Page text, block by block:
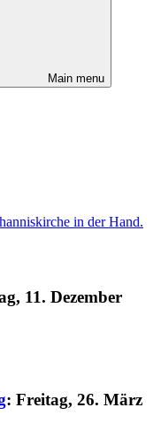
Main menu
11. Dezember
: Freitag, 26. März